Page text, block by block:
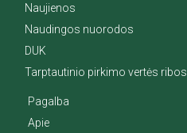
Naujienos
Naudingos nuorodos
DUK
Tarptautinio pirkimo vertės ribos
Pagalba
Apie